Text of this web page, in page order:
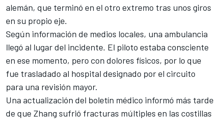
alemán, que terminó en el otro extremo tras unos giros
en su propio eje.
Según información de medios locales, una ambulancia
llegó al lugar del incidente. El piloto estaba consciente
en ese momento, pero con dolores físicos, por lo que
fue trasladado al hospital designado por el circuito
para una revisión mayor.
Una actualización del boletín médico informó más tarde
de que Zhang sufrió fracturas múltiples en las costillas